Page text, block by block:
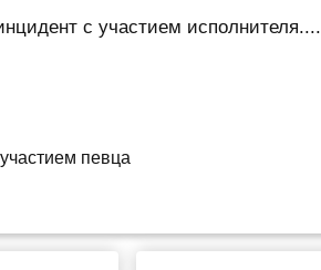
с участием исполнителя....